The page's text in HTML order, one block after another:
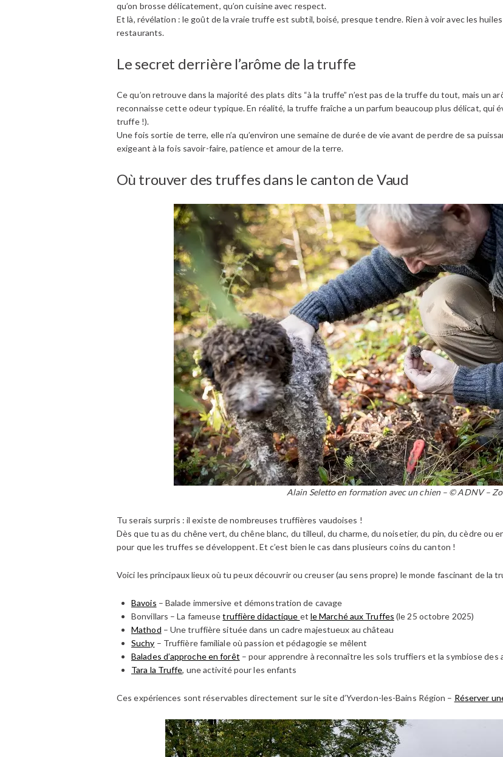
qu’on brosse délicatement, qu’on cuisine avec respect.
Et là, révélation : le goût de la vraie truffe est subtil, boisé, presque tendre. Rien à voir avec les
restaurants.
Le secret derrière l’arôme de la truffe
Ce qu’on retrouve dans la majorité des plats dits “à la truffe” n’est pas de la truffe du tout, mais un
reconnaisse cette odeur typique. En réalité, la truffe fraîche a un parfum beaucoup plus délicat, qui
truffe !).
Une fois sortie de terre, elle n’a qu’environ une semaine de durée de vie avant de perdre de sa
exigeant à la fois savoir-faire, patience et amour de la terre.
Où trouver des truffes dans le canton de Vaud
Alain Seletto en formation avec un chien– © ADNV –
Tu serais surpris : il existe de nombreuses truffières vaudoises !
Dès que tu as du chêne vert, du chêne blanc, du tilleul, du charme, du noisetier, du pin, du cèdre
pour que les truffes se développent. Et c’est bien le cas dans plusieurs coins du canton !
Voici les principaux lieux où tu peux découvrir ou creuser (au sens propre) le monde fascinant de la
Bavois – Balade immersive et démonstration de cavage
Bonvillars – La fameusetruffière didactique et le Marché aux Truffes (le 25 octobre 2025)
Mathod – Une truffière située dans un cadre majestueux au château
Suchy – Truffière familiale où passion et pédagogie se mêlent
Balades d’approche en forêt – pour apprendre à reconnaître les sols truffiers et la symbiose des
Tara la Truffe, une activité pour les enfants
Ces expériences sont réservables directement sur le site d’Yverdon-les-Bains Région – Réserver